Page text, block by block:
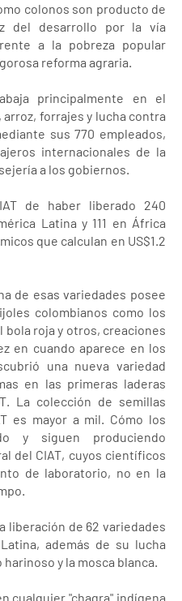
colonos son producto de
del desarrollo por la vía
a la pobreza popular
reforma agraria.
principalmente en el
forrajes y lucha contra
sus 770 empleados,
internacionales de la
a los gobiernos.
de haber liberado 240
Latina y 111 en África
que calculan en US$1.2
de esas variedades posee
colombianos como los
roja y otros, creaciones
en cuando aparece en los
una nueva variedad
en las primeras laderas
La colección de semillas
es mayor a mil. Cómo los
y siguen produciendo
del CIAT, cuyos científicos
de laboratorio, no en la
liberación de 62 variedades
además de su lucha
y la mosca blanca.
cualquier "chagra" indígena